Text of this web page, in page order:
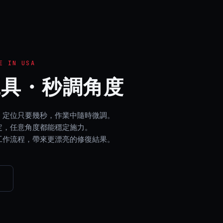
IN USA
・秒調角度
位只要幾秒，作業中隨時微調。
任意角度都能穩定施力。
流程，帶來更漂亮的修復結果。